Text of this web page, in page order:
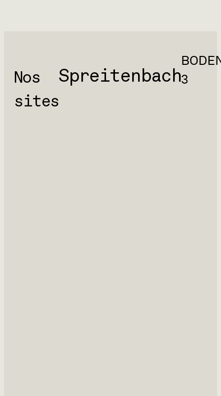
Nos
sites
Spreitenbach3